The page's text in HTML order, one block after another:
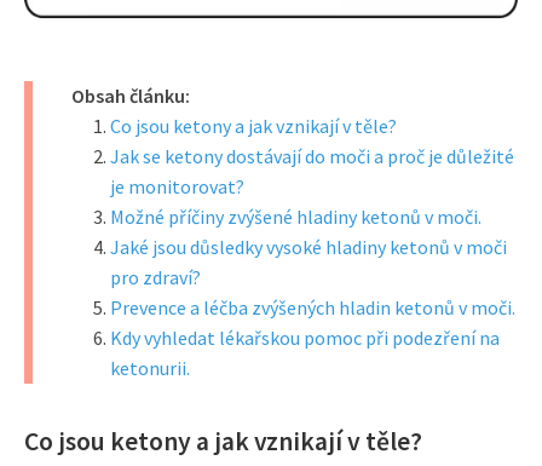
Obsah článku:
Co jsou ketony a jak vznikají v těle?
Jak se ketony dostávají do moči a proč je důležité
je monitorovat?
Možné příčiny zvýšené hladiny ketonů v moči.
Jaké jsou důsledky vysoké hladiny ketonů v moči
pro zdraví?
Prevence a léčba zvýšených hladin ketonů v moči.
Kdy vyhledat lékařskou pomoc při podezření na
ketonurii.
Co jsou ketony a jak vznikají v těle?